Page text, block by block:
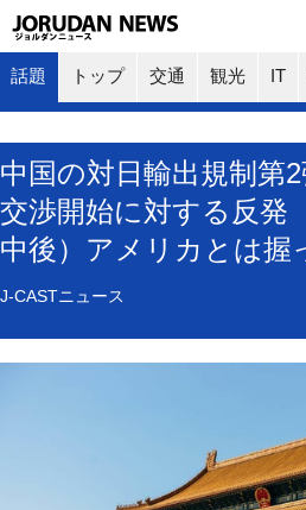
話題 トップ 交通 観光 IT
中国の対日輸出規制第
交渉開始に対する反
中後）アメリカとは握
J-CASTニュース